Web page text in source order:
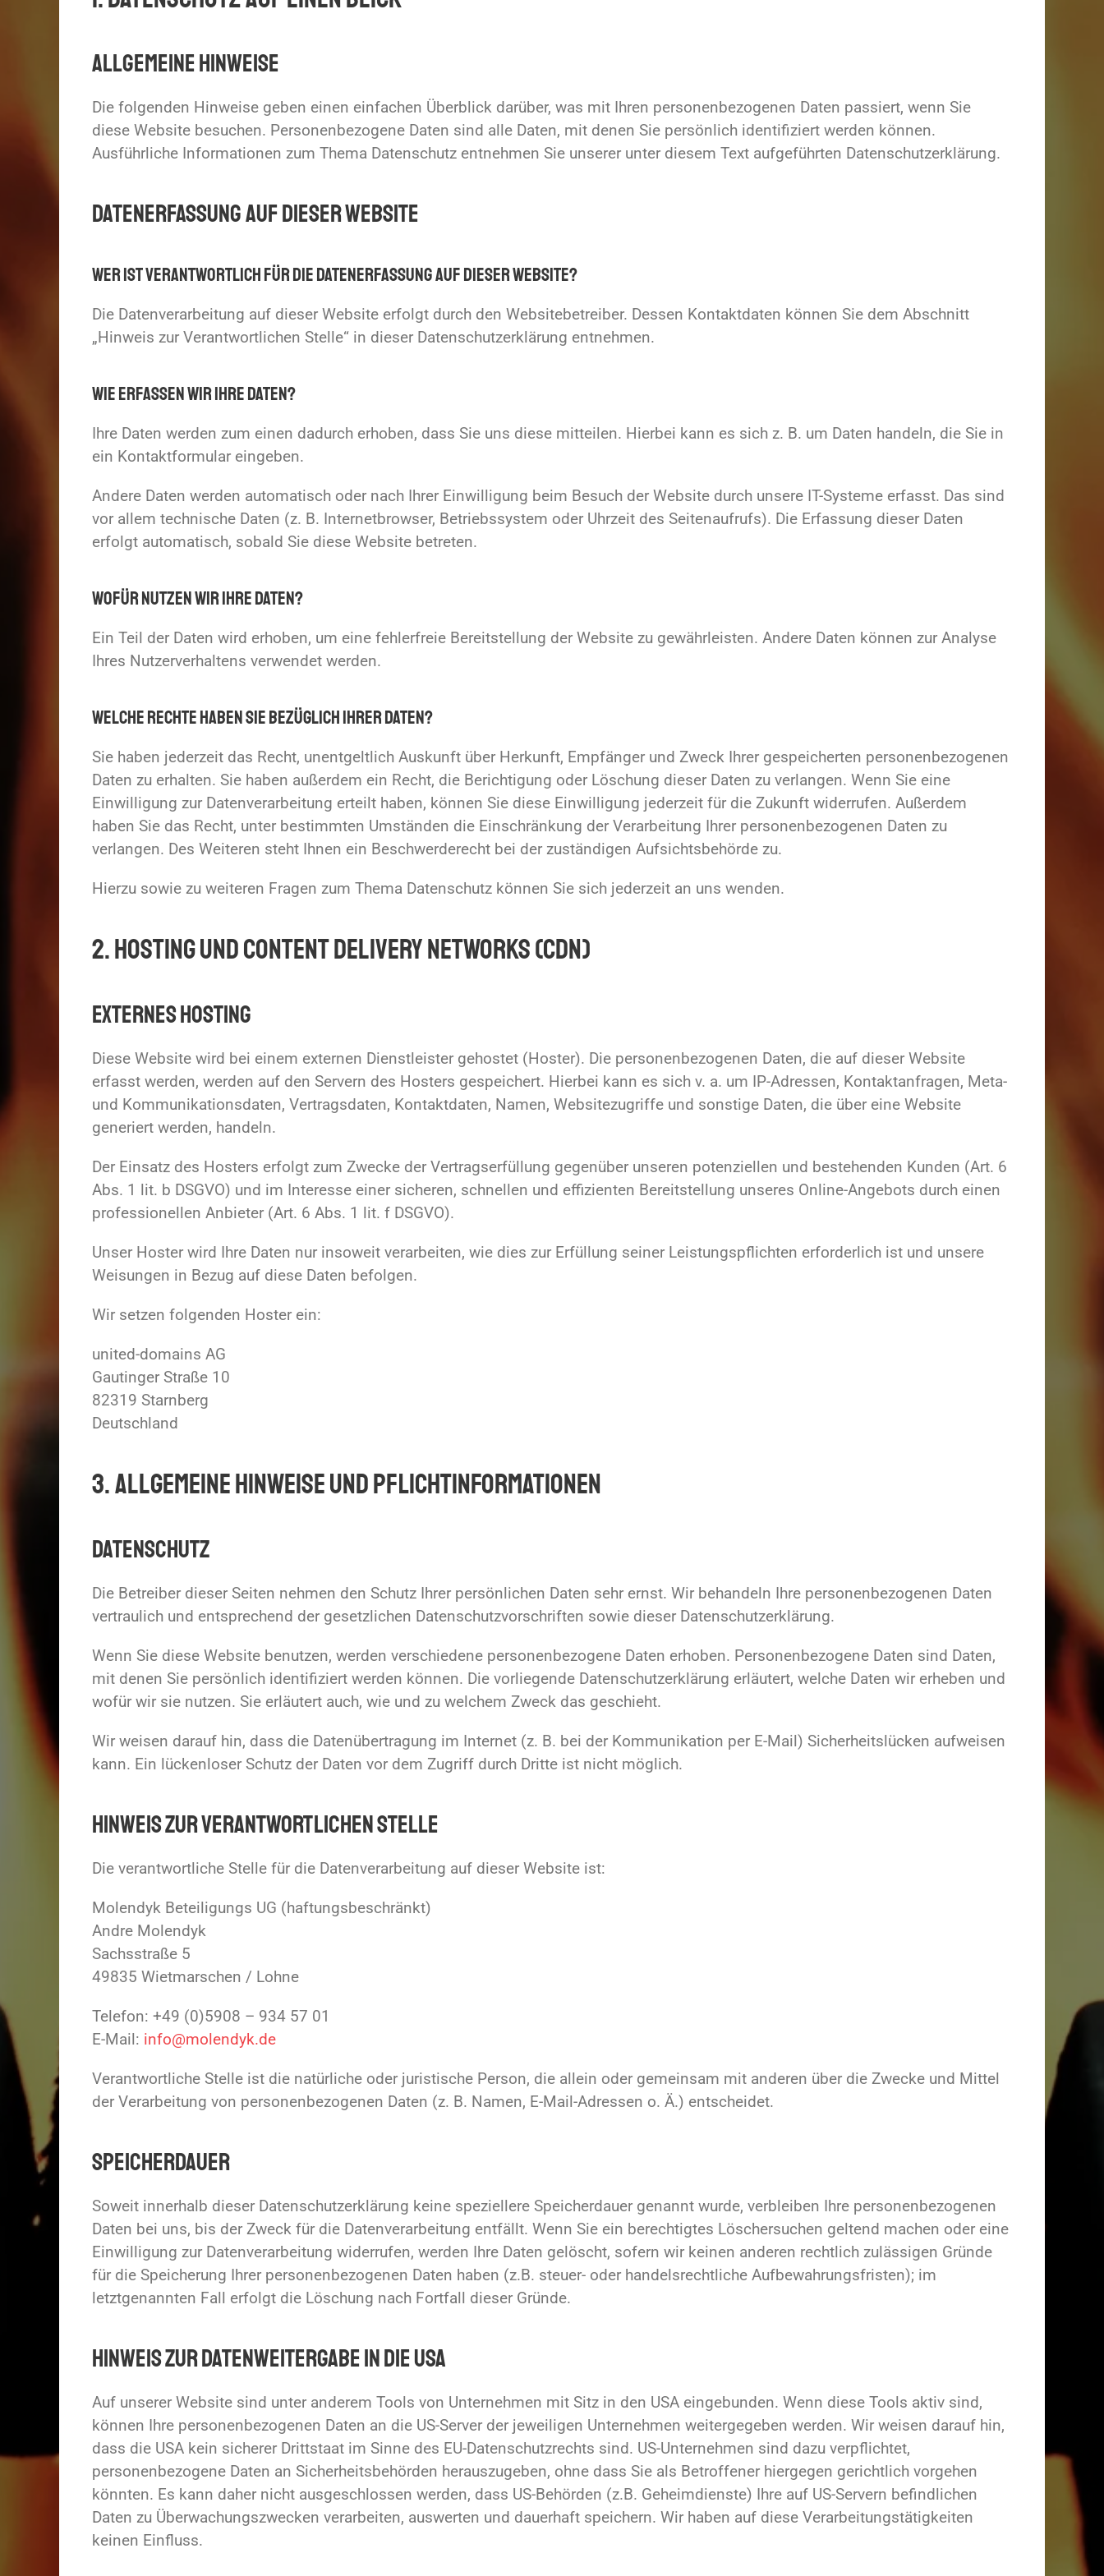
Allgemeine Hinweise
Die folgenden Hinweise geben einen einfachen Überblick darüber, was mit Ihren personenbezogenen Daten passiert, wenn Sie
diese Website besuchen. Personenbezogene Daten sind alle Daten, mit denen Sie persönlich identifiziert werden können.
Ausführliche Informationen zum Thema Datenschutz entnehmen Sie unserer unter diesem Text aufgeführten Datenschutzerklärung.
Datenerfassung auf dieser Website
Wer ist verantwortlich für die Datenerfassung auf dieser Website?
Die Datenverarbeitung auf dieser Website erfolgt durch den Websitebetreiber. Dessen Kontaktdaten können Sie dem Abschnitt
„Hinweis zur Verantwortlichen Stelle“ in dieser Datenschutzerklärung entnehmen.
Wie erfassen wir Ihre Daten?
Ihre Daten werden zum einen dadurch erhoben, dass Sie uns diese mitteilen. Hierbei kann es sich z. B. um Daten handeln, die Sie in
ein Kontaktformular eingeben.
Andere Daten werden automatisch oder nach Ihrer Einwilligung beim Besuch der Website durch unsere IT-Systeme erfasst. Das sind
vor allem technische Daten (z. B. Internetbrowser, Betriebssystem oder Uhrzeit des Seitenaufrufs). Die Erfassung dieser Daten
erfolgt automatisch, sobald Sie diese Website betreten.
Wofür nutzen wir Ihre Daten?
Ein Teil der Daten wird erhoben, um eine fehlerfreie Bereitstellung der Website zu gewährleisten. Andere Daten können zur Analyse
Ihres Nutzerverhaltens verwendet werden.
Welche Rechte haben Sie bezüglich Ihrer Daten?
Sie haben jederzeit das Recht, unentgeltlich Auskunft über Herkunft, Empfänger und Zweck Ihrer gespeicherten personenbezogenen
Daten zu erhalten. Sie haben außerdem ein Recht, die Berichtigung oder Löschung dieser Daten zu verlangen. Wenn Sie eine
Einwilligung zur Datenverarbeitung erteilt haben, können Sie diese Einwilligung jederzeit für die Zukunft widerrufen. Außerdem
haben Sie das Recht, unter bestimmten Umständen die Einschränkung der Verarbeitung Ihrer personenbezogenen Daten zu
verlangen. Des Weiteren steht Ihnen ein Beschwerderecht bei der zuständigen Aufsichtsbehörde zu.
Hierzu sowie zu weiteren Fragen zum Thema Datenschutz können Sie sich jederzeit an uns wenden.
2. Hosting und Content Delivery Networks (CDN)
Externes Hosting
Diese Website wird bei einem externen Dienstleister gehostet (Hoster). Die personenbezogenen Daten, die auf dieser Website
erfasst werden, werden auf den Servern des Hosters gespeichert. Hierbei kann es sich v. a. um IP-Adressen, Kontaktanfragen, Meta-
und Kommunikationsdaten, Vertragsdaten, Kontaktdaten, Namen, Websitezugriffe und sonstige Daten, die über eine Website
generiert werden, handeln.
Der Einsatz des Hosters erfolgt zum Zwecke der Vertragserfüllung gegenüber unseren potenziellen und bestehenden Kunden (Art. 6
Abs. 1 lit. b DSGVO) und im Interesse einer sicheren, schnellen und effizienten Bereitstellung unseres Online-Angebots durch einen
professionellen Anbieter (Art. 6 Abs. 1 lit. f DSGVO).
Unser Hoster wird Ihre Daten nur insoweit verarbeiten, wie dies zur Erfüllung seiner Leistungspflichten erforderlich ist und unsere
Weisungen in Bezug auf diese Daten befolgen.
Wir setzen folgenden Hoster ein:
united-domains AG
Gautinger Straße 10
82319 Starnberg
Deutschland
3. Allgemeine Hinweise und Pflicht­informationen
Datenschutz
Die Betreiber dieser Seiten nehmen den Schutz Ihrer persönlichen Daten sehr ernst. Wir behandeln Ihre personenbezogenen Daten
vertraulich und entsprechend der gesetzlichen Datenschutzvorschriften sowie dieser Datenschutzerklärung.
Wenn Sie diese Website benutzen, werden verschiedene personenbezogene Daten erhoben. Personenbezogene Daten sind Daten,
mit denen Sie persönlich identifiziert werden können. Die vorliegende Datenschutzerklärung erläutert, welche Daten wir erheben und
wofür wir sie nutzen. Sie erläutert auch, wie und zu welchem Zweck das geschieht.
Wir weisen darauf hin, dass die Datenübertragung im Internet (z. B. bei der Kommunikation per E-Mail) Sicherheitslücken aufweisen
kann. Ein lückenloser Schutz der Daten vor dem Zugriff durch Dritte ist nicht möglich.
Hinweis zur verantwortlichen Stelle
Die verantwortliche Stelle für die Datenverarbeitung auf dieser Website ist:
Molendyk Beteiligungs UG (haftungsbeschränkt)
Andre Molendyk
Sachsstraße 5
49835 Wietmarschen / Lohne
Telefon: +49 (0)5908 – 934 57 01
E-Mail: info@molendyk.de
Verantwortliche Stelle ist die natürliche oder juristische Person, die allein oder gemeinsam mit anderen über die Zwecke und Mittel
der Verarbeitung von personenbezogenen Daten (z. B. Namen, E-Mail-Adressen o. Ä.) entscheidet.
Speicherdauer
Soweit innerhalb dieser Datenschutzerklärung keine speziellere Speicherdauer genannt wurde, verbleiben Ihre personenbezogenen
Daten bei uns, bis der Zweck für die Datenverarbeitung entfällt. Wenn Sie ein berechtigtes Löschersuchen geltend machen oder eine
Einwilligung zur Datenverarbeitung widerrufen, werden Ihre Daten gelöscht, sofern wir keinen anderen rechtlich zulässigen Gründe
für die Speicherung Ihrer personenbezogenen Daten haben (z.B. steuer- oder handelsrechtliche Aufbewahrungsfristen); im
letztgenannten Fall erfolgt die Löschung nach Fortfall dieser Gründe.
Hinweis zur Datenweitergabe in die USA
Auf unserer Website sind unter anderem Tools von Unternehmen mit Sitz in den USA eingebunden. Wenn diese Tools aktiv sind,
können Ihre personenbezogenen Daten an die US-Server der jeweiligen Unternehmen weitergegeben werden. Wir weisen darauf hin,
dass die USA kein sicherer Drittstaat im Sinne des EU-Datenschutzrechts sind. US-Unternehmen sind dazu verpflichtet,
personenbezogene Daten an Sicherheitsbehörden herauszugeben, ohne dass Sie als Betroffener hiergegen gerichtlich vorgehen
könnten. Es kann daher nicht ausgeschlossen werden, dass US-Behörden (z.B. Geheimdienste) Ihre auf US-Servern befindlichen
Daten zu Überwachungszwecken verarbeiten, auswerten und dauerhaft speichern. Wir haben auf diese Verarbeitungstätigkeiten
keinen Einfluss.